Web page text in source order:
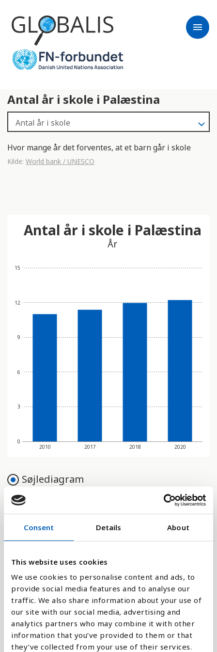
Consent Details About
This website uses cookies
We use cookies to personalise content and ads, to
provide social media features and to analyse our
traffic. We also share information about your use of
our site with our social media, advertising and
analytics partners who may combine it with other
information that you’ve provided to them or that
they’ve collected from your use of their services.
menu
Antal år i skole i Palæstina
Hvor mange år det forventes, at et barn går i skole
Kilde: World bank / UNESCO
0
3
6
9
12
15
2010 2017 2018 2020
Antal år i skole i Palæstina
År
Søjlediagram
Linje
Flade
Sammenligne med:
Forklaring